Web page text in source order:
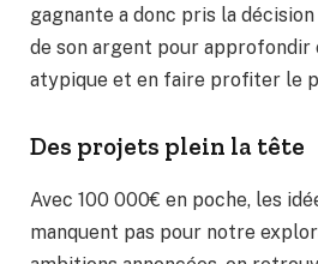
gagnante a donc pris la
de son argent pour
atypique et en faire profiter le
Des projets plein la tête
Avec 100 000€ en poche, les
manquent pas pour notre